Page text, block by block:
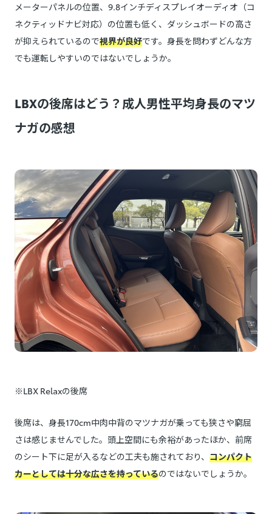
メーターパネルの位置、9.8インチディスプレイオーディオ（コ
ネクティッドナビ対応）の位置も低く、ダッシュボードの高さ
が抑えられているので視界が良好です。身長を問わずどんな方
でも運転しやすいのではないでしょうか。
LBXの後席はどう？成人男性平均身長のマツ
ナガの感想
※LBX Relaxの後席
後席は、身長170cm中肉中背のマツナガが乗っても狭さや窮屈
さは感じませんでした。頭上空間にも余裕があったほか、前席
のシート下に足が入るなどの工夫も施されており、 コンパクト
カーとしては十分な広さを持っているのではないでしょうか。